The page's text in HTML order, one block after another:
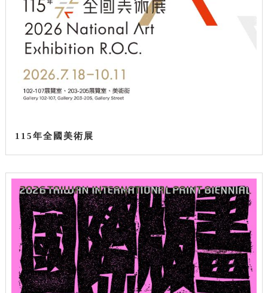
115年全國美術展